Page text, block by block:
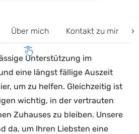
Über mich Kontakt zu mir ›
Unterstützung im
eine längst fällige Auszeit
um zu helfen. Gleichzeitig ist
wichtig, in der vertrauten
Zuhauses zu bleiben. Unsere
da, um Ihren Liebsten eine